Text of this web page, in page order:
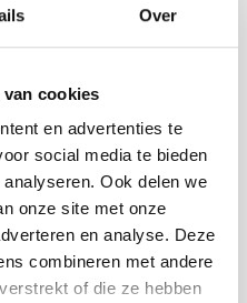
Over
cookies
en advertenties te
social media te bieden
Ook delen we
onze site met onze
en analyse. Deze
combineren met andere
of die ze hebben
Dès l'ouverture
la voix de
pour une
où l'on peut se
de viande
aussi pour le
festivités avec
ses
une formation en